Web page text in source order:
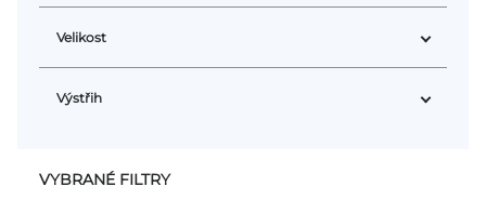
Velikost
Výstřih
VYBRANÉ FILTRY